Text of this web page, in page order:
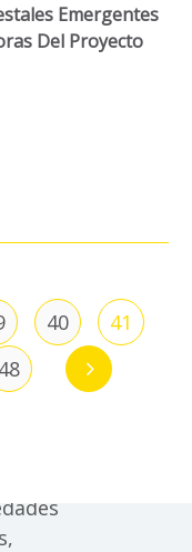
Emergentes
Del Proyecto
40
41
48